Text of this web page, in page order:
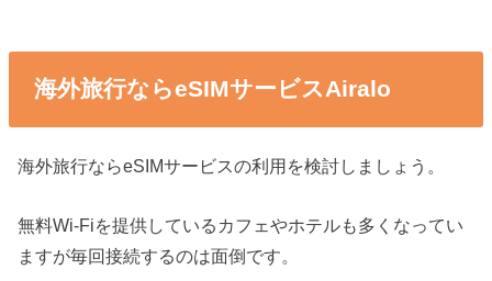
海外旅行ならeSIMサービスAiralo
海外旅行ならeSIMサービスの利用を検討しましょう。
無料Wi-Fiを提供しているカフェやホテルも多くなってい
ますが毎回接続するのは面倒です。